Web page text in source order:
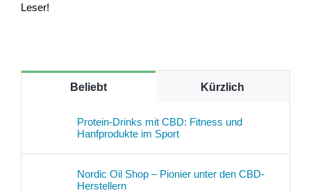
Leser!
Beliebt Kürzlich
Protein-Drinks mit CBD: Fitness und
Hanfprodukte im Sport
Nordic Oil Shop – Pionier unter den CBD-
Herstellern